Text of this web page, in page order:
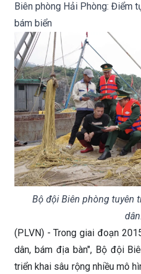
Biên phòng Hải Phòng: Điểm
bám biển
Bộ đội Biên phòng tuyên
dân.
(PLVN) - Trong giai đoạn
dân, bám địa bàn", Bộ đội
triển khai sâu rộng nhiều mô